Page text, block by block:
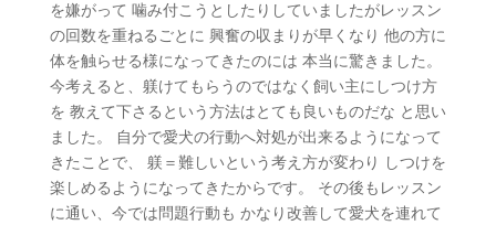
を嫌がって 噛み付こうとしたりしていましたがレッスン
の回数を重ねるごとに 興奮の収まりが早くなり 他の方に
体を触らせる様になってきたのには 本当に驚きました。
今考えると、躾けてもらうのではなく飼い主にしつけ方
を 教えて下さるという方法はとても良いものだな と思い
ました。 自分で愛犬の行動へ対処が出来るようになって
きたことで、 躾＝難しいという考え方が変わり しつけを
楽しめるようになってきたからです。 その後もレッスン
に通い、今では問題行動も かなり改善して愛犬を連れて